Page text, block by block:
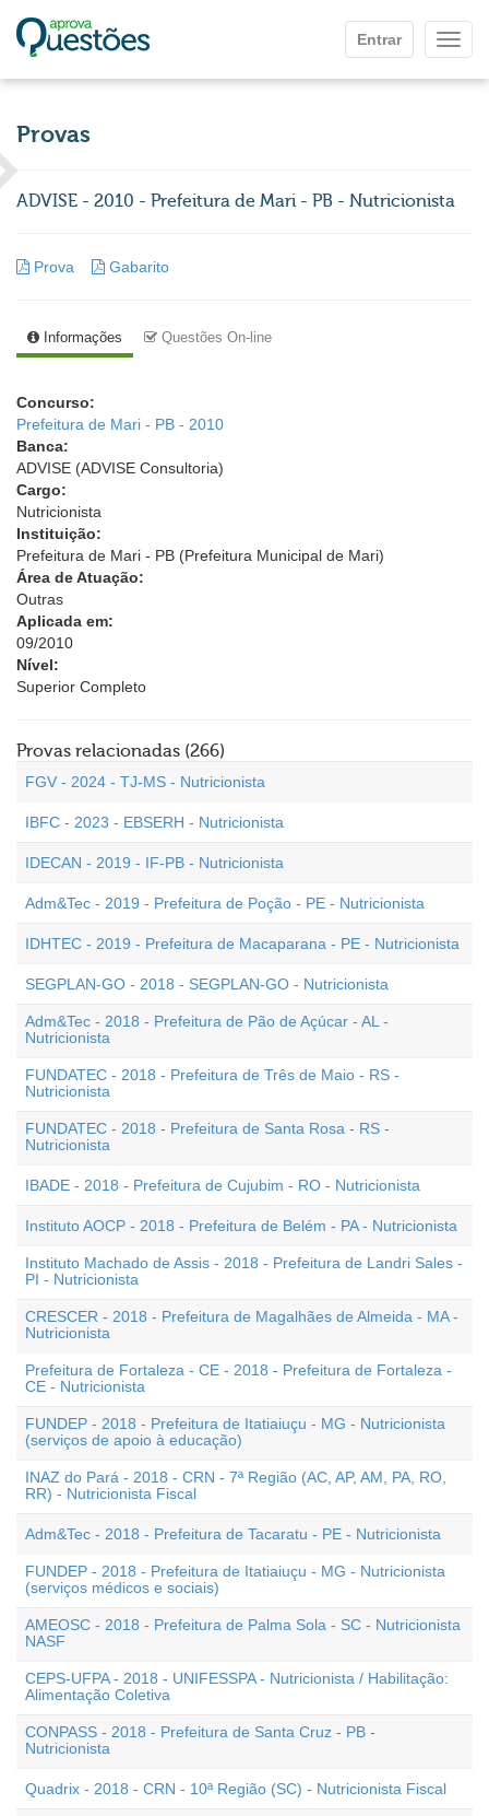
Entrar
Provas
ADVISE - 2010 - Prefeitura de Mari - PB - Nutricionista
Prova Gabarito
Informações Questões On-line
Concurso:
Prefeitura de Mari - PB - 2010
Banca:
ADVISE (ADVISE Consultoria)
Cargo:
Nutricionista
Instituição:
Prefeitura de Mari - PB (Prefeitura Municipal de Mari)
Área de Atuação:
Outras
Aplicada em:
09/2010
Nível:
Superior Completo
Provas relacionadas (266)
FGV - 2024 - TJ-MS - Nutricionista
IBFC - 2023 - EBSERH - Nutricionista
IDECAN - 2019 - IF-PB - Nutricionista
Adm&Tec - 2019 - Prefeitura de Poção - PE - Nutricionista
IDHTEC - 2019 - Prefeitura de Macaparana - PE - Nutricionista
SEGPLAN-GO - 2018 - SEGPLAN-GO - Nutricionista
Adm&Tec - 2018 - Prefeitura de Pão de Açúcar - AL -
Nutricionista
FUNDATEC - 2018 - Prefeitura de Três de Maio - RS -
Nutricionista
FUNDATEC - 2018 - Prefeitura de Santa Rosa - RS -
Nutricionista
IBADE - 2018 - Prefeitura de Cujubim - RO - Nutricionista
Instituto AOCP - 2018 - Prefeitura de Belém - PA - Nutricionista
Instituto Machado de Assis - 2018 - Prefeitura de Landri Sales -
PI - Nutricionista
CRESCER - 2018 - Prefeitura de Magalhães de Almeida - MA -
Nutricionista
Prefeitura de Fortaleza - CE - 2018 - Prefeitura de Fortaleza -
CE - Nutricionista
FUNDEP - 2018 - Prefeitura de Itatiaiuçu - MG - Nutricionista
(serviços de apoio à educação)
INAZ do Pará - 2018 - CRN - 7ª Região (AC, AP, AM, PA, RO,
RR) - Nutricionista Fiscal
Adm&Tec - 2018 - Prefeitura de Tacaratu - PE - Nutricionista
FUNDEP - 2018 - Prefeitura de Itatiaiuçu - MG - Nutricionista
(serviços médicos e sociais)
AMEOSC - 2018 - Prefeitura de Palma Sola - SC - Nutricionista
NASF
CEPS-UFPA - 2018 - UNIFESSPA - Nutricionista / Habilitação:
Alimentação Coletiva
CONPASS - 2018 - Prefeitura de Santa Cruz - PB -
Nutricionista
Quadrix - 2018 - CRN - 10ª Região (SC) - Nutricionista Fiscal